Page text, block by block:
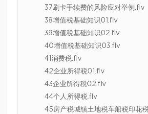
37刷卡手续费的风险应对举例.flv
38增值税基础知识01.flv
39增值税基础知识02.flv
40增值税基础知识03.flv
41消费税.flv
42企业所得税01.flv
43企业所得税02.flv
44个人所得税.flv
45房产税城镇土地税车船税印花